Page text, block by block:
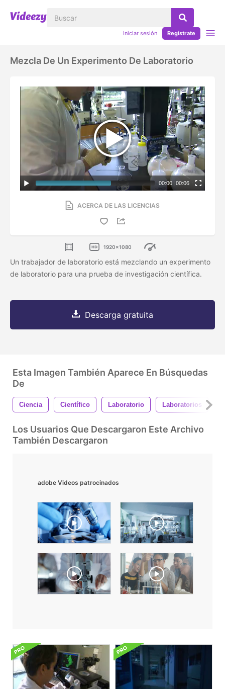
Iniciar sesión Regístrate
Mezcla De Un Experimento De Laboratorio
00:00 | 00:06
ACERCA DE LAS LICENCIAS
1920x1080
Un trabajador de laboratorio está mezclando un experimento
de laboratorio para una prueba de investigación científica.
Descarga gratuita
Esta Imagen También Aparece En Búsquedas
De
Ciencia Científico Laboratorio Laboratorios
Los Usuarios Que Descargaron Este Archivo
También Descargaron
adobe Videos patrocinados